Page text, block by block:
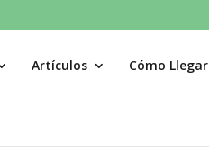
Artículos Cómo Llegar